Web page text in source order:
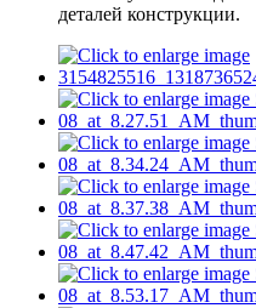
деталей конструкции.